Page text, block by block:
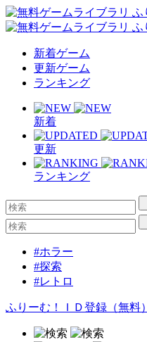
新着ゲーム
更新ゲーム
ランキング
新着
更新
ランキング
#ホラー
#探索
#レトロ
ふりーむ！ＩＤ登録（無料）